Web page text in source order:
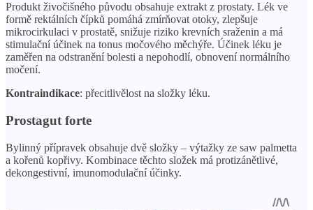
Produkt živočišného původu obsahuje extrakt z prostaty. Lék ve
formě rektálních čípků pomáhá zmírňovat otoky, zlepšuje
mikrocirkulaci v prostatě, snižuje riziko krevních sraženin a má
stimulační účinek na tonus močového měchýře. Účinek léku je
zaměřen na odstranění bolesti a nepohodlí, obnovení normálního
močení.
Kontraindikace: přecitlivělost na složky léku.
Prostagut forte
Bylinný přípravek obsahuje dvě složky – výtažky ze saw palmetta
a kořenů kopřivy. Kombinace těchto složek má protizánětlivé,
dekongestivní, imunomodulační účinky.